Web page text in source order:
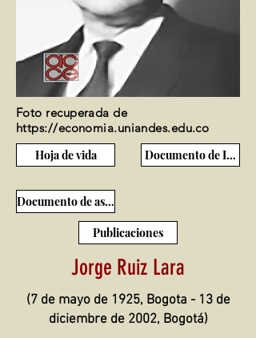
Foto recuperada de
https://economia.uniandes.edu.co
Hoja de vida
Documento de Ingreso
Documento de ascenso
Publicaciones
Jorge Ruiz Lara
(7 de mayo de 1925, Bogota - 13 de
diciembre de 2002, Bogotá)